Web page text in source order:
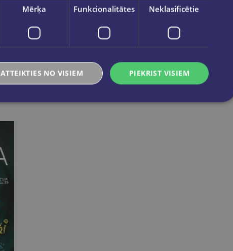
Mērķa Funkcionalitātes Neklasificētie
PIEKRIST VISIEM
ATTEIKTIES NO VISIEM